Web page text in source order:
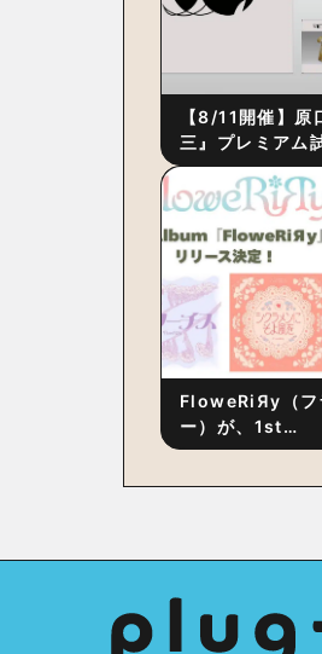
【8/11開催】原
三』プレミアム
ーク・セッショ
後の“ピュアな
作秘話
FloweRiЯy（フ
ー）が、1st
Album『